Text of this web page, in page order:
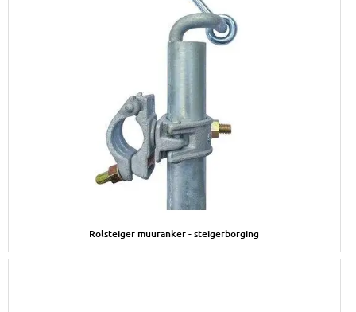
Rolsteiger muuranker - steigerborging